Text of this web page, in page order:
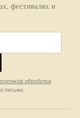
фестивалях и
обработки
письма.